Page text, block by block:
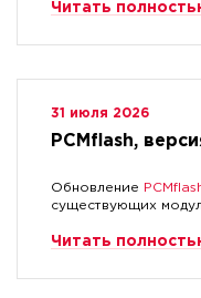
Читать
31 июля 2026
PCMflash,
Обновление
существующих
Читать